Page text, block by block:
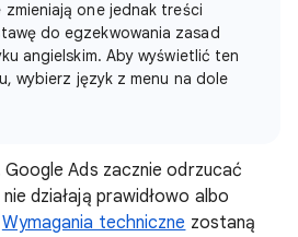
zmieniają one jednak treści
do egzekwowania zasad
angielskim. Aby wyświetlić ten
wybierz język z menu na dole
Google Ads zacznie odrzucać
działają prawidłowo albo
Wymagania techniczne zostaną